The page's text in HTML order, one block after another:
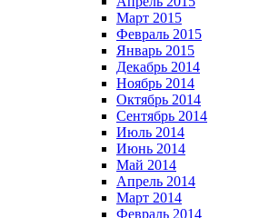
Март 2015
Февраль 2015
Январь 2015
Декабрь 2014
Ноябрь 2014
Октябрь 2014
Сентябрь 2014
Июль 2014
Июнь 2014
Май 2014
Апрель 2014
Март 2014
Февраль 2014